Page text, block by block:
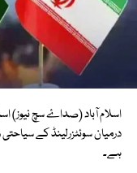
اسلام آباد (صداۓ سچ نیوز)
درمیان سوئٹزرلینڈ کے
ہے۔